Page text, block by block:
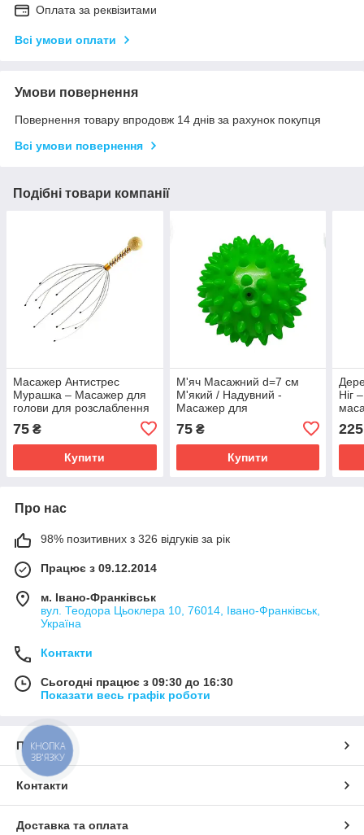
Оплата за реквізитами
Всі умови оплати
Умови повернення
Повернення товару впродовж 14 днів за рахунок покупця
Всі умови повернення
Подібні товари компанії
Масажер Антистрес
Мурашка – Масажер для
голови для розслаблення
75 ₴
Купити
М'яч Масажний d=7 см
М'який / Надувний -
Масажер для
75₴
Купити
Ніг
225
Про нас
98% позитивних з 326 відгуків за рік
Працює з 09.12.2014
м. Івано-Франківськ
вул. Теодора Цьоклера 10, 76014, Івано-Франківськ,
Україна
Контакти
Сьогодні працює з 09:30 до 16:30
Показати весь графік роботи
Про нас
Контакти
Доставка та оплата
КНОПКА
ЗВ'ЯЗКУ